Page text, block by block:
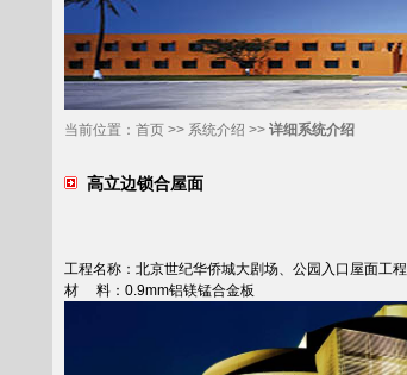
当前位置： 首页 >> 系统介绍 >> 详细系统介绍
高立边锁合屋面
工程名称：北京世纪华侨城大剧场、公园入口屋面工程
材 料：0.9mm铝镁锰合金板